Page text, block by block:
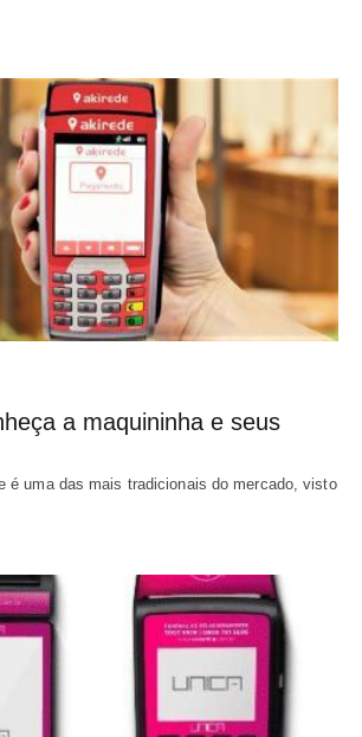
a maquininha e seus
é uma das mais tradicionais do mercado, visto